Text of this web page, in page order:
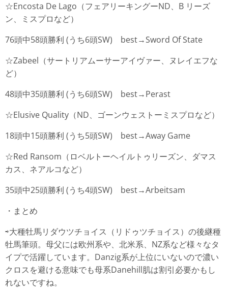
☆Encosta De Lago（フェアリーキングーND、B リーズ
ン、ミスプロなど）
76頭中58頭勝利 (うち6頭SW) best→Sword Of State
☆Zabeel（サートリアムーサーアイヴァー、ヌレイエフな
ど）
48頭中35頭勝利 (うち6頭SW) best→Perast
☆Elusive Quality（ND、ゴーンウェストーミスプロなど）
18頭中15頭勝利 (うち5頭SW) best→Away Game
☆Red Ransom（ロベルトーヘイルトゥリーズン、ダマス
カス、ネアルコなど）
35頭中25頭勝利 (うち4頭SW) best→Arbeitsam
・まとめ
⇨大種牡馬リダウツチョイス（リドゥツチョイス）の後継種
牡馬筆頭。母父には欧州系や、北米系、NZ系など様々なタ
イプで活躍しています。Danzig系が上位にいないので濃い
クロスを避ける意味でも母系Danehill肌は割引必要かもし
れないですね。